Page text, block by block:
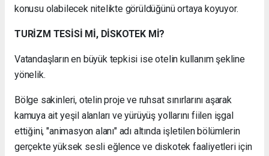
konusu olabilecek nitelikte görüldüğünü ortaya koyuyor.
TURİZM TESİSİ Mİ, DİSKOTEK Mİ?
Vatandaşların en büyük tepkisi ise otelin kullanım şekline
yönelik.
Bölge sakinleri, otelin proje ve ruhsat sınırlarını aşarak
kamuya ait yeşil alanları ve yürüyüş yollarını fiilen işgal
ettiğini, "animasyon alanı" adı altında işletilen bölümlerin
gerçekte yüksek sesli eğlence ve diskotek faaliyetleri için